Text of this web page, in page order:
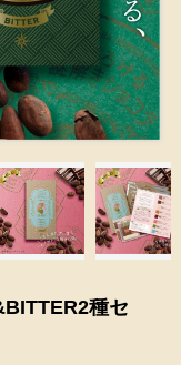
種セ